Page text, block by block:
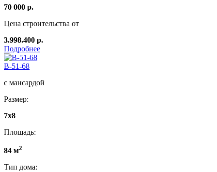
70 000 р.
Цена строительства от
3.998.400 р.
Подробнее
B-51-68
с мансардой
Размер:
7х8
Площадь:
84 м2
Тип дома: